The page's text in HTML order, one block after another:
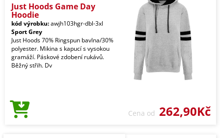
Just Hoods Game Day
Hoodie
kód výrobku:awjh103hgr-dbl-3xl
Sport Grey
Just Hoods 70% Ringspun bavlna/30%
polyester. Mikina s kapucí s vysokou
gramáží. Páskové zdobení rukávů.
Běžný střih. Dv
Cena od 262,90Kč